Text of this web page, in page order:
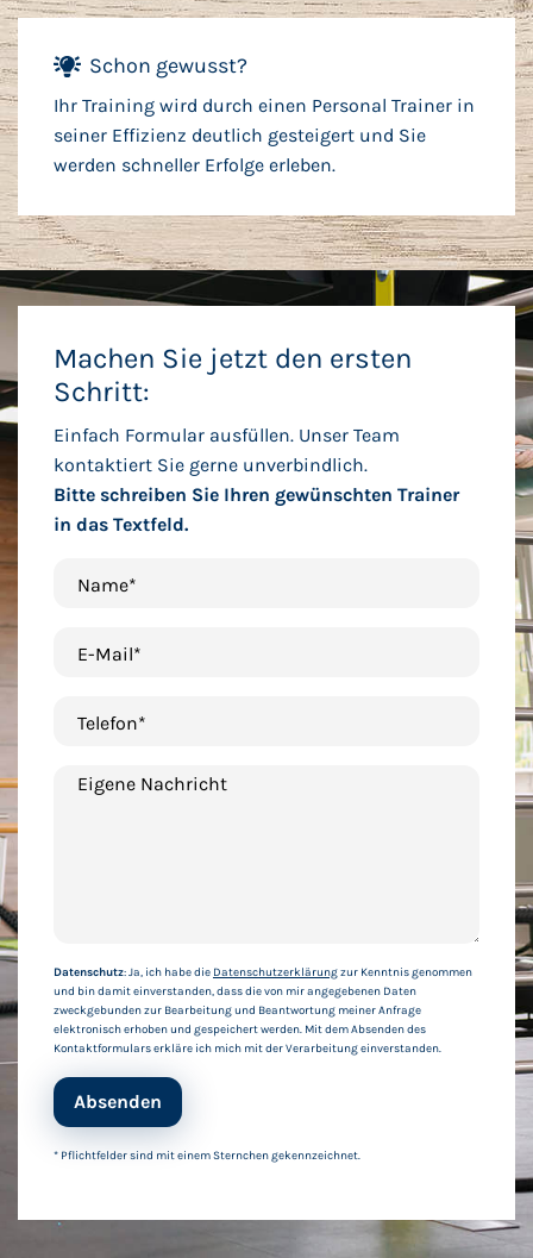
Schon gewusst?
Ihr Training wird durch einen Personal Trainer in
seiner Effizienz deutlich gesteigert und Sie
werden schneller Erfolge erleben.
Machen Sie jetzt den ersten
Schritt:
Einfach Formular ausfüllen. Unser Team
kontaktiert Sie gerne unverbindlich.
Bitte schreiben Sie Ihren gewünschten Trainer
in das Textfeld.
Name*
E-Mail*
Telefon*
Eigene Nachricht
Datenschutz: Ja, ich habe die Datenschutzerklärungzur Kenntnis genommen
und bin damit einverstanden, dass die von mir angegebenen Daten
zweckgebunden zur Bearbeitung und Beantwortung meiner Anfrage
elektronisch erhoben und gespeichert werden. Mit dem Absenden des
Kontaktformulars erkläre ich mich mit der Verarbeitung einverstanden.
Absenden
* Pflichtfelder sind mit einem Sternchen gekennzeichnet.